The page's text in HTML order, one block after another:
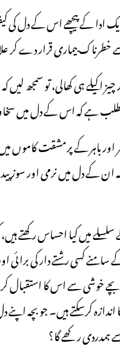
کے پیچھے اس کے دل کی
خطرناک بیماری قرار دے کر
ہی کھالی، تو سمجھ
ہے کہ اس کے دل میں
باہر کے پرمشقت کاموں
ان کے دل میں نرمی اور
میں کیا احساس
کسی رشتے دار کی
بچے خوشی سے اس کا استقبال
کرسکتے ہیں۔ جو بچہ
رکھے گا؟